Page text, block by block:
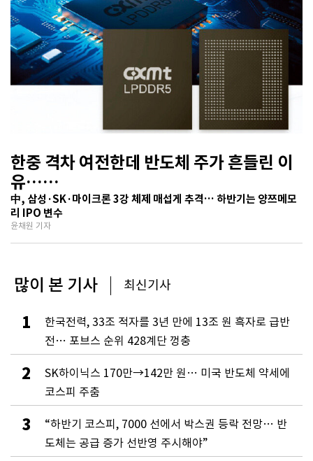
한중 격차 여전한데 반도체 주가 흔들린 이
유…
기술보다 무서운 ‘과점 균열’ 공포
中, 삼성·SK·마이크론 3강 체제 매섭게 추격… 하반기는 양쯔메모
리 IPO 변수
윤채원 기자
많이 본 기사 최신기사
1
한국전력, 33조 적자를 3년 만에 13조 원 흑자로 급반
전… 포브스 순위 428계단 껑충
2
SK하이닉스 170만→142만 원… 미국 반도체 약세에
코스피 주춤
3
“하반기 코스피, 7000 선에서 박스권 등락 전망… 반
도체는 공급 증가 선반영 주시해야”